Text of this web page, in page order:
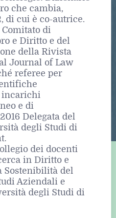
che cambia,
di cui è co-autrice.
di
e Diritto e del
della Rivista
Journal of Law
referee per
incarichi
e di
Delegata del
degli Studi di
dei docenti
in Diritto e
Sostenibilità del
Aziendali e
degli Studi di